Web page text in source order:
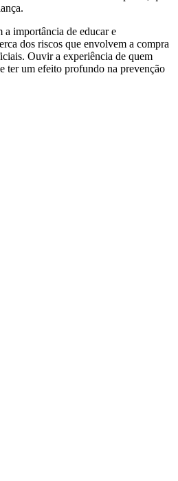
a importância de educar e
dos riscos que envolvem a compra
Ouvir a experiência de quem
ter um efeito profundo na prevenção